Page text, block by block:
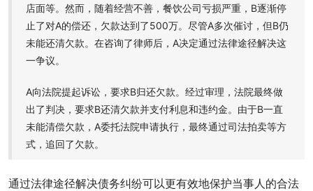
店面等。然而，随着经营不善，餐饮公司亏损严重，B逐渐停
止了对A的偿还，欠款达到了500万。尽管A多次催讨，但B仍
未能还清欠款。在咨询了律师后，A决定通过法律途径解决这
一争议。
A向法院提起诉讼，要求B归还欠款。经过审理，法院最终做
出了判决，要求B还清欠款并支付利息和违约金。由于B一直
未能清偿欠款，A委托法院申请执行，最终通过司法拍卖等方
式，追回了欠款。
通过法律途径解决债务纠纷可以更有效地保护当事人的合法